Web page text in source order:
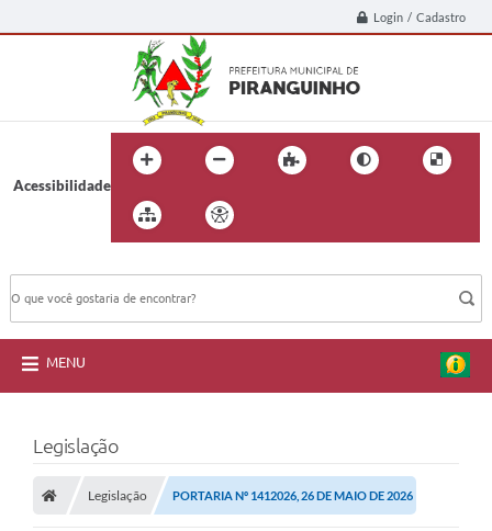
Login / Cadastro
Acessibilidade
MENU
Legislação
Legislação PORTARIA Nº 1412026, 26 DE MAIO DE 2026